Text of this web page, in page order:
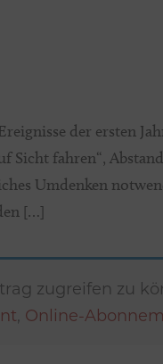
der ersten
Sicht fahren“,
Umdenken
[…]
zugreifen zu
, Online-